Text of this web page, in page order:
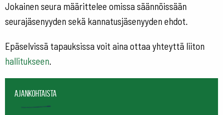
Jokainen seura määrittelee omissa säännöissään
seurajäsenyyden sekä kannatusjäsenyyden ehdot.
Epäselvissä tapauksissa voit aina ottaa yhteyttä liiton
hallitukseen.
Ajankohtaista